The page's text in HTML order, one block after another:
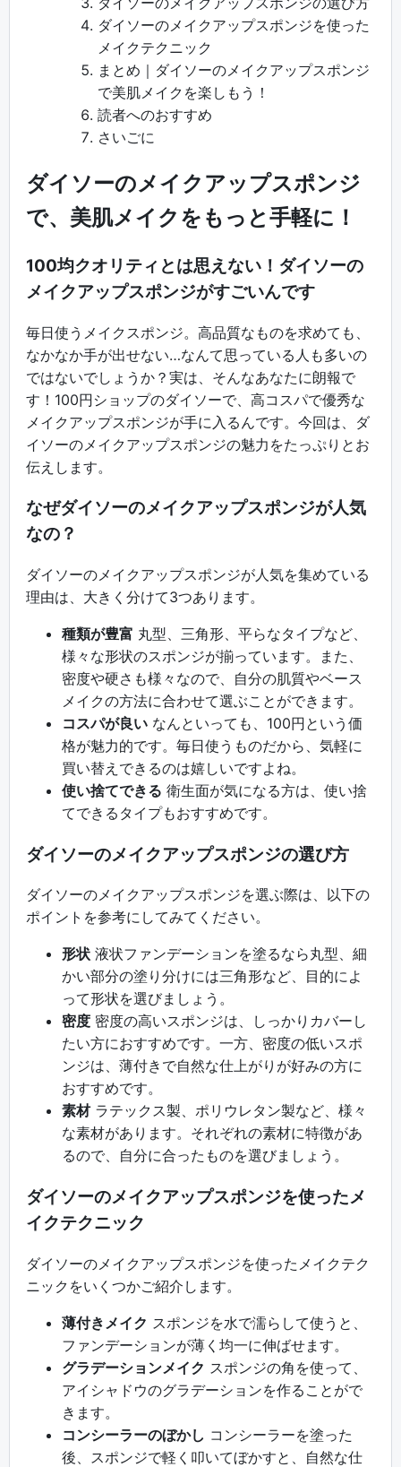
ダイソーのメイクアップスポンジを使った
メイクテクニック
まとめ｜ダイソーのメイクアップスポンジ
で美肌メイクを楽しもう！
読者へのおすすめ
さいごに
ダイソーのメイクアップスポンジ
で、美肌メイクをもっと手軽に！
100均クオリティとは思えない！ダイソーの
メイクアップスポンジがすごいんです
毎日使うメイクスポンジ。高品質なものを求めても、
なかなか手が出せない…なんて思っている人も多いの
ではないでしょうか？実は、そんなあなたに朗報で
す！100円ショップのダイソーで、高コスパで優秀な
メイクアップスポンジが手に入るんです。今回は、ダ
イソーのメイクアップスポンジの魅力をたっぷりとお
伝えします。
なぜダイソーのメイクアップスポンジが人気
なの？
ダイソーのメイクアップスポンジが人気を集めている
理由は、大きく分けて3つあります。
種類が豊富 丸型、三角形、平らなタイプなど、
様々な形状のスポンジが揃っています。また、
密度や硬さも様々なので、自分の肌質やベース
メイクの方法に合わせて選ぶことができます。
コスパが良い なんといっても、100円という価
格が魅力的です。毎日使うものだから、気軽に
買い替えできるのは嬉しいですよね。
使い捨てできる 衛生面が気になる方は、使い捨
てできるタイプもおすすめです。
ダイソーのメイクアップスポンジの選び方
ダイソーのメイクアップスポンジを選ぶ際は、以下の
ポイントを参考にしてみてください。
形状 液状ファンデーションを塗るなら丸型、細
かい部分の塗り分けには三角形など、目的によ
って形状を選びましょう。
密度 密度の高いスポンジは、しっかりカバーし
たい方におすすめです。一方、密度の低いスポ
ンジは、薄付きで自然な仕上がりが好みの方に
おすすめです。
素材ラテックス製、ポリウレタン製など、様々
な素材があります。それぞれの素材に特徴があ
るので、自分に合ったものを選びましょう。
ダイソーのメイクアップスポンジを使ったメ
イクテクニック
ダイソーのメイクアップスポンジを使ったメイクテク
ニックをいくつかご紹介します。
薄付きメイク スポンジを水で濡らして使うと、
ファンデーションが薄く均一に伸ばせます。
グラデーションメイク スポンジの角を使って、
アイシャドウのグラデーションを作ることがで
きます。
コンシーラーのぼかし コンシーラーを塗った
後、スポンジで軽く叩いてぼかすと、自然な仕